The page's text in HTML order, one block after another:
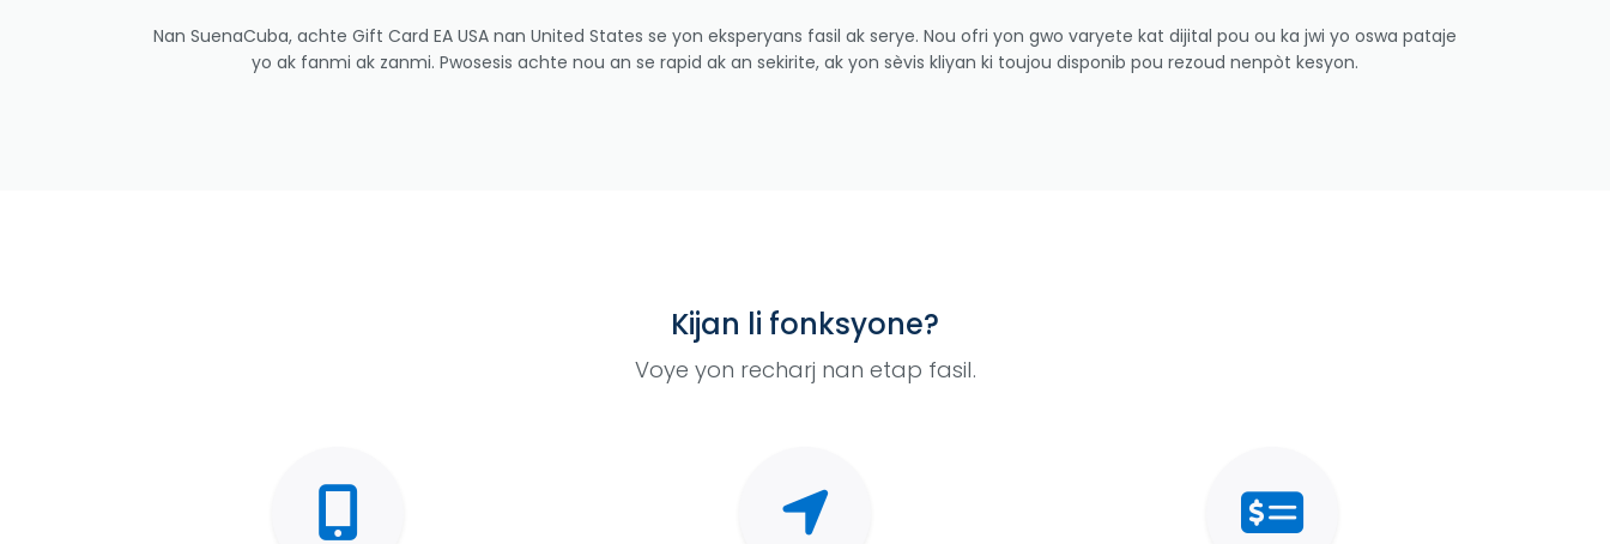
Nan SuenaCuba, achte Gift Card EA USA nan United States se yon eksperyans fasil ak serye. Nou ofri yon gwo varyete kat dijital pou ou ka jwi yo oswa pataje
yo ak fanmi ak zanmi. Pwosesis achte nou an se rapid ak an sekirite, ak yon sèvis kliyan ki toujou disponib pou rezoud nenpòt kesyon.
Kijan li fonksyone?
Voye yon recharj nan etap fasil.